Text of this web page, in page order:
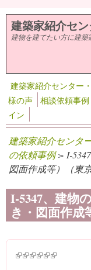
メインコンテンツに
建築家紹介セ
建物を建てたい方に建
建築家紹介センター
様の声
相談依頼事例
イン
建築家紹介センタ
の依頼事例> I-
図面作成等）（東
I-5347、建物
き・図面作成
(link is external)
(link is external)
(link is external)
(link is external)
(link is
(link is